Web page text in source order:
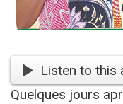
Listen to this
Quelques jours